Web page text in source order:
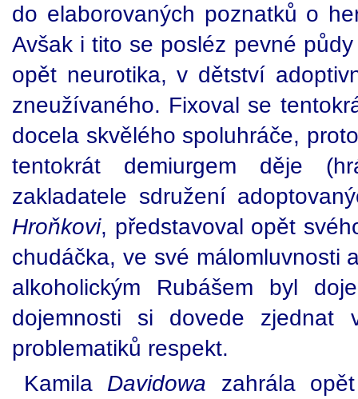
do elaborovaných poznatků o
Avšak i tito se posléz pevné
opět neurotika, v dětství
zneužívaného. Fixoval se
docela skvělého spoluhráče,
tentokrát demiurgem děje
zakladatele sdružení
Hroňkovi, představoval opět
chudáčka, ve své málomluvnosti
alkoholickým Rubášem byl
dojemnosti si dovede zjednat
problematiků respekt.
Kamila Davidowa zahrála